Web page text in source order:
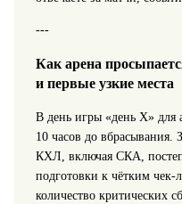
---
Как арена
и первые узкие места
В день игры «день X» для
10 часов до вбрасывания.
КХЛ, включая СКА,
подготовки к чётким
количество критических